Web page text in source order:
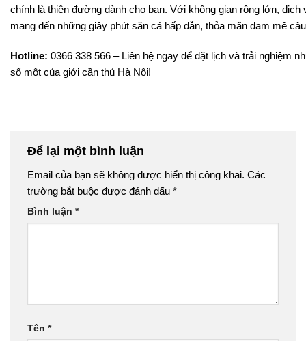
chính là thiên đường dành cho bạn. Với không gian rộng lớn,
mang đến những giây phút săn cá hấp dẫn, thỏa mãn đam mê
Hotline: 0366 338 566 – Liên hệ ngay để đặt lịch và trải nghiệm
số một của giới cần thủ Hà Nội!
Để lại một bình luận
Email của bạn sẽ không được hiển thị công khai. Các
trường bắt buộc được đánh dấu *
Bình luận *
Tên *